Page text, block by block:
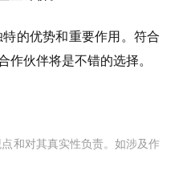
的优势和重要作用。符合
伙伴将是不错的选择。
和对其真实性负责。如涉及作